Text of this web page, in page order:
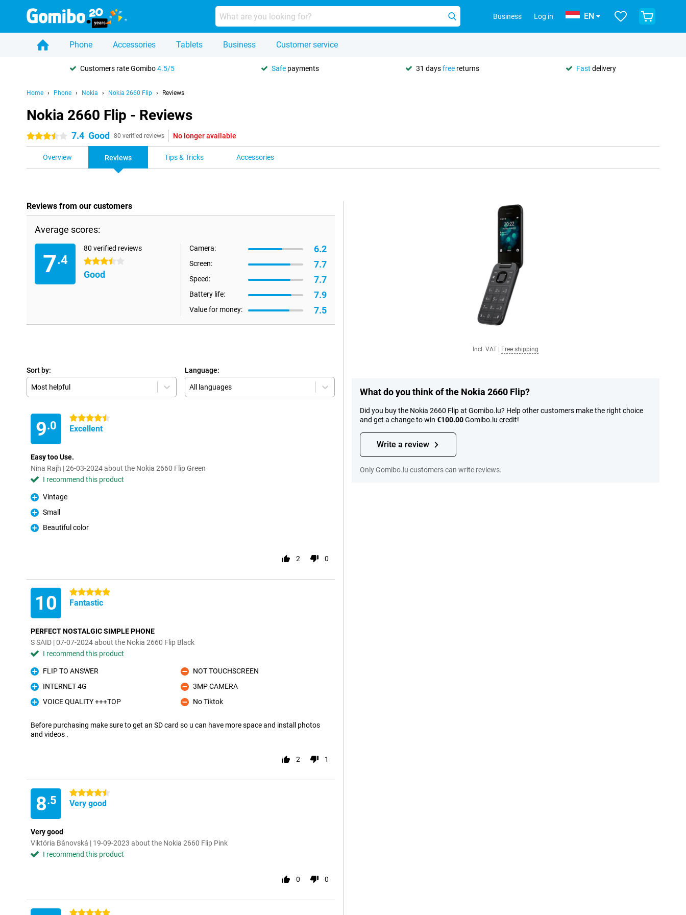
Business Log in EN
Phone Accessories Tablets Business Customer service
Customers rate Gomibo4.5/5 Safe payments 31 daysfree returns Fast delivery
Home Phone Nokia Nokia 2660 Flip Reviews
Nokia 2660 Flip - Reviews
3.5 stars 7.4 Good 80 verified reviews No longer available
Overview Reviews Tips & Tricks Accessories
Reviews from our customers
Average scores:
7.4
80 verified reviews
3.5 stars
Good
Camera: 6.2
Screen: 7.7
Speed: 7.7
Battery life: 7.9
Value for money: 7.5
Sort by:
Most helpful
Language:
All languages
9.0
4.5 stars
Excellent
Easy too Use.
Nina Rajh | 26-03-2024 about the Nokia 2660 Flip Green
I recommend this product
Pro
Vintage
Pro
Small
Pro
Beautiful color
2 0
10 5 stars
Fantastic
PERFECT NOSTALGIC SIMPLE PHONE
S SAID | 07-07-2024 about the Nokia 2660 Flip Black
I recommend this product
Pro
FLIP TO ANSWER
Pro
INTERNET 4G
Pro
VOICE QUALITY +++TOP
Con
NOT TOUCHSCREEN
Con
3MP CAMERA
Con
No Tiktok
Before purchasing make sure to get an SD card so u can have more space and install photos
and videos .
2 1
8.5
4.5 stars
Very good
Very good
Viktória Bánovská | 19-09-2023 about the Nokia 2660 Flip Pink
I recommend this product
0 0
5 stars
Incl. VAT Free shipping
What do you think of the Nokia 2660 Flip?
Did you buy the Nokia 2660 Flip at Gomibo.lu? Help other customers make the right choice
and get a change to win €100.00Gomibo.lu credit!
Write a review
Only Gomibo.lu customers can write reviews.